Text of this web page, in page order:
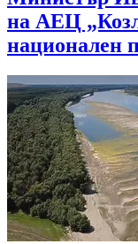
на АЕЦ
национален